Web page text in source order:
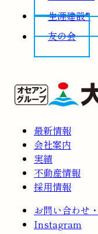
生涯建設®
友の会
最新情報
会社案内
実績
不動産情報
採用情報
お問い合わせ
Instagram